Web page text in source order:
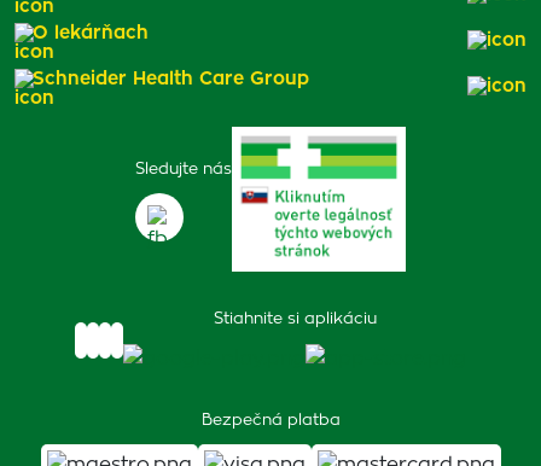
Sledujte nás
Stiahnite si aplikáciu
Bezpečná platba
O lekárňach
Schneider Health Care Group